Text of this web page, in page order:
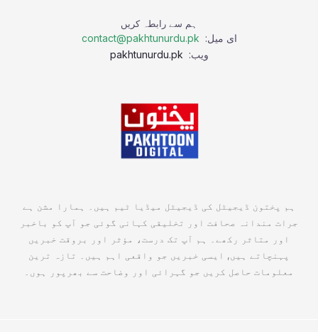
ہم سے رابطہ کریں
ای میل: contact@pakhtunurdu.pk
ویب:
ہم پختون ڈیجیٹل کی ڈیجیٹل میڈیا ٹیم ہیں۔ ہمارا مشن ہے
جرات مندانہ صحافت اور تخلیقی کہانی گوئی جو آپ کو باخبر
اور متاثر رکھے۔ ہم آپ تک درست، مؤثر اور بروقت خبریں
پہنچاتے ہیں, ایسی خبریں جو واقعی اہم ہیں۔ تازہ ترین
معلومات حاصل کریں جو گہرائی اور وضاحت سے بھرپور ہوں۔